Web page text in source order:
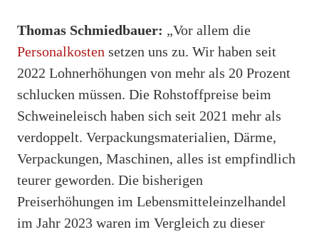
Thomas Schmiedbauer: „Vor allem die
Personalkosten setzen uns zu. Wir haben seit
2022 Lohnerhöhungen von mehr als 20 Prozent
schlucken müssen. Die Rohstoffpreise beim
Schweineleisch haben sich seit 2021 mehr als
verdoppelt. Verpackungsmaterialien, Därme,
Verpackungen, Maschinen, alles ist empfindlich
teurer geworden. Die bisherigen
Preiserhöhungen im Lebensmitteleinzelhandel
im Jahr 2023 waren im Vergleich zu dieser